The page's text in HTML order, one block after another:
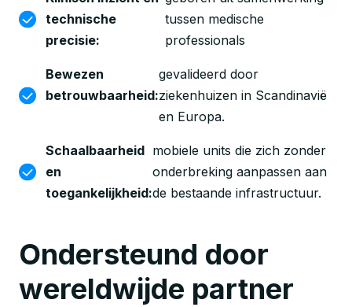
technische
precisie:
tussen medische
professionals
Bewezen
betrouwbaarheid:
gevalideerd door
ziekenhuizen in Scandinavië
en Europa.
Schaalbaarheid
en
toegankelijkheid:
mobiele units die zich zonder
onderbreking aanpassen aan
de bestaande infrastructuur.
Ondersteund door
wereldwijde partner